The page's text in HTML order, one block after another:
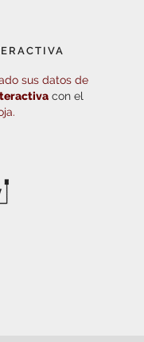
sus datos de
con el